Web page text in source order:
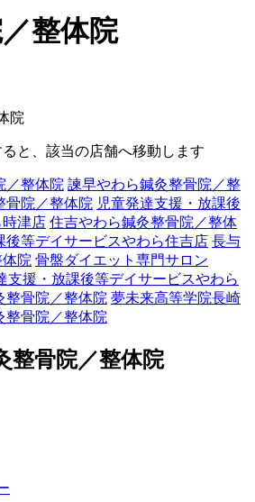
整体院
院
と、該当の店舗へ移動します
／整体院 諫早やわら鍼灸整骨院／整
骨院／整体院 児童発達支援・放課後
津店 住吉やわら鍼灸整骨院／整体
後等デイサービスやわら住吉店 長与
院 骨盤ダイエット専門サロン
支援・放課後等デイサービスやわら
整骨院／整体院 夢未来高等学院長崎
整骨院／整体院
整骨院／整体院